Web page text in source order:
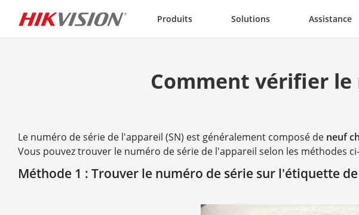
Produits Solutions Assistance
Comment vérifier
Le numéro de série de l'appareil (SN) est généralement composé de neuf
Vous pouvez trouver le numéro de série de l'appareil selon les méthodes
Méthode 1 : Trouver le numéro de série sur l'étiquette